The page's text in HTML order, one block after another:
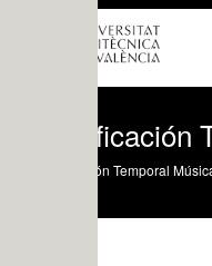
Temporal Música Preexistente